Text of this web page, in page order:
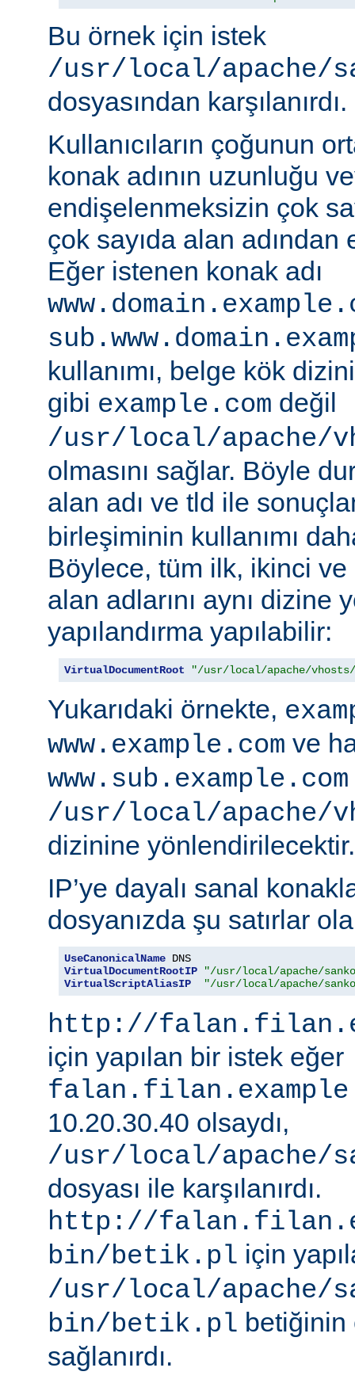
Bu örnek için istek
/usr/local/apache/
dosyasından karşılanırdı.
Kullanıcıların çoğunun
konak adının uzunluğu
endişelenmeksizin çok
çok sayıda alan
Eğer istenen konak adı
kullanımı, belge kök
gibi example.com değil
/usr/local/apache/
olmasını sağlar. Böyle
alan adı ve tld ile
birleşiminin kullanımı
Böylece, tüm ilk, ikinci
alan adlarını aynı dizine
yapılandırma yapılabilir:
VirtualDocumentRoot "/usr/local/apache/vhosts/
Yukarıdaki örnekte,
www.example.com ve
www.sub.example.com
/usr/local/apache/
dizinine yönlendirilecektir.
IP’ye dayalı sanal
dosyanızda şu satırlar
UseCanonicalName
VirtualDocumentRootIP
"/usr/local/apache/
VirtualScriptAliasIP
"/usr/local/apache/
http://
için yapılan bir istek eğer
10.20.30.40 olsaydı,
/usr/local/apache/
dosyası ile karşılanırdı.
http://
bin/betik.pl için
/usr/local/apache/
bin/betik.pl betiğinin
sağlanırdı.